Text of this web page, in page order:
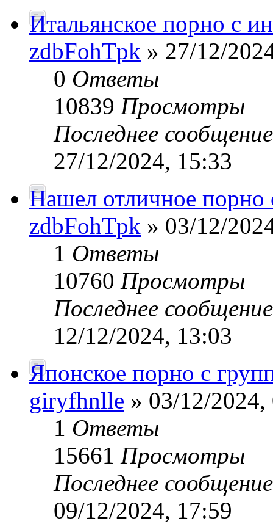
Итальянское порно с
zdbFohTpk » 27/12/
0 Ответы
10839 Просмотры
Последнее
27/12/2024, 15:33
Нашел отличное порно
zdbFohTpk » 03/12/
1 Ответы
10760 Просмотры
Последнее
12/12/2024, 13:03
Японское порно с
giryfhnlle » 03/12/2024,
1 Ответы
15661 Просмотры
Последнее
09/12/2024, 17:59